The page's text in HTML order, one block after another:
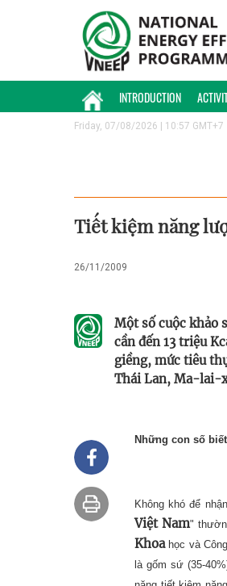
INTRODUCTION
Friday, 07/08/2026 | 10:57 GMT+7
Tiết kiệm năng
26/11/2009
Một số cuộc khảo
cần đến 13 triệu
giềng, mức tiêu
Thái Lan, Ma-lai-
Những con số
Không khó để
Việt Nam"
Khoahọc và
là gốm sứ (35-